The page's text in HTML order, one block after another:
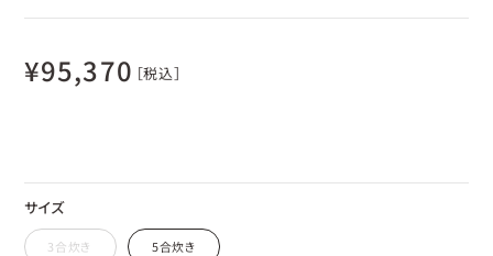
¥95,370 ［税込］
サイズ
3合炊き 5合炊き